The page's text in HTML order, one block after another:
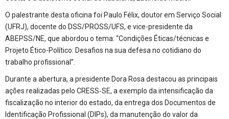
O palestrante desta oficina foi Paulo Félix, doutor em Serviço Social
(UFRJ), docente do DSS/PROSS/UFS, e vice-presidente da
ABEPSS/NE, que abordou o tema: “Condições Éticas/técnicas e
Projeto Ético-Político: Desafios na sua defesa no cotidiano do
trabalho profissional”.
Durante a abertura, a presidente Dora Rosa destacou as principais
ações realizadas pelo CRESS-SE, a exemplo da intensificação da
fiscalização no interior do estado, da entrega dos Documentos de
Identificação Profissional (DIPs), da manutenção do valor da